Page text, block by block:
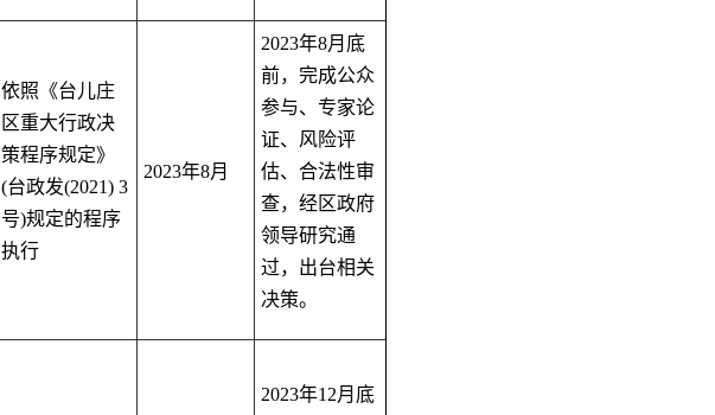
依照《台儿庄
区重大行政决
策程序规定》
(台政发(2021) 3
号)规定的程序
执行
2023年8月
2023年8月底
前，完成公众
参与、专家论
证、风险评
估、合法性审
查，经区政府
领导研究通
过，出台相关
决策。
2023年12月底